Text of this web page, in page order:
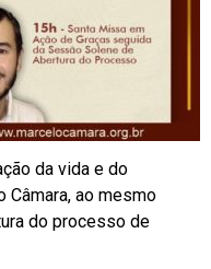
da vida e do
ao mesmo
do processo de